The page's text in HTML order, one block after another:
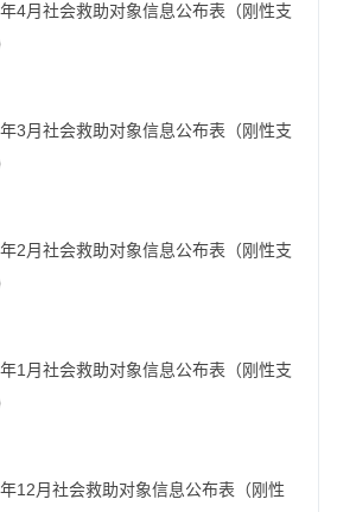
4月社会救助对象信息公布表（刚性支
3月社会救助对象信息公布表（刚性支
2月社会救助对象信息公布表（刚性支
1月社会救助对象信息公布表（刚性支
12月社会救助对象信息公布表（刚性